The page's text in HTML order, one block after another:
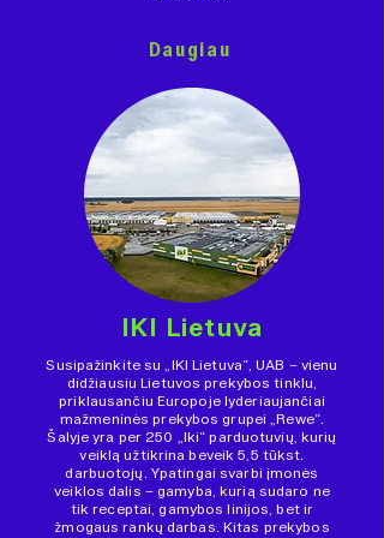
Daugiau
IKI Lietuva
Susipažinkite su „IKI Lietuva“, UAB – vienu
didžiausiu Lietuvos prekybos tinklu,
priklausančiu Europoje lyderiaujančiai
mažmeninės prekybos grupei „Rewe“.
Šalyje yra per 250 „Iki“ parduotuvių, kurių
veiklą užtikrina beveik 5,5 tūkst.
darbuotojų. Ypatingai svarbi įmonės
veiklos dalis – gamyba, kurią sudaro ne
tik receptai, gamybos linijos, bet ir
žmogaus rankų darbas. Kitas prekybos